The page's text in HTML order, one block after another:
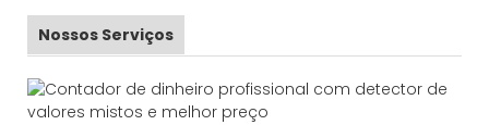
Nossos Serviços